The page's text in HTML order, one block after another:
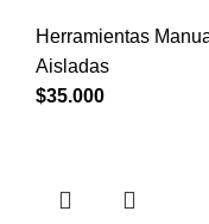
Herramientas
Aisladas
$35.000